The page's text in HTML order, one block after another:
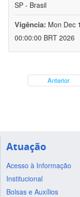
SP - Brasil
Vigência: Mon Dec
00:00:00 BRT 2026
Anterior
Atuação
Acesso à Informação
Institucional
Bolsas e Auxílios